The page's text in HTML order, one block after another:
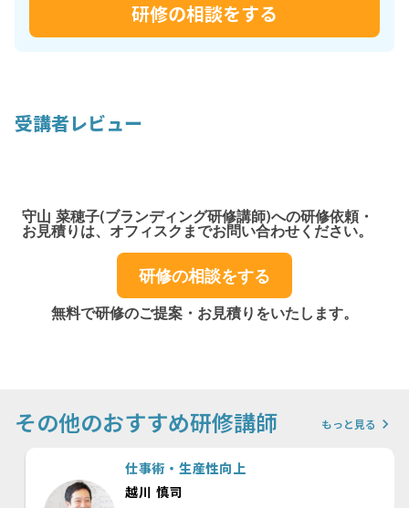
研修の相談をする
受講者レビュー
守山 菜穂子(ブランディング研修講師)への研修依頼・
お見積りは、オフィスクまでお問い合わせください。
研修の相談をする
無料で研修のご提案・お見積りをいたします。
その他のおすすめ研修講師 もっと見る keyboard_arrow_right
仕事術・生産性向上
越川 慎司